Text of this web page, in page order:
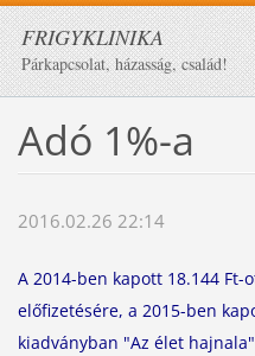
FRIGYKLINIKA
Párkapcsolat, házasság, család!
Adó 1%-a
2016.02.26 22:14
A 2014-ben kapott 18.144
előfizetésére, a 2015-ben
kiadványban "Az élet